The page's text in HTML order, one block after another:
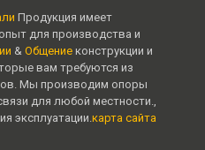
Продукция имеет
для производства и
& Общение конструкции и
вам требуются из
Мы производим опоры
для любой местности.,
эксплуатации. карта сайта